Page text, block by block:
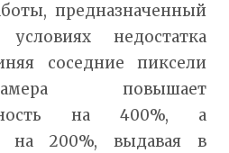
предназначенный
недостатка
соседние пиксели
повышает
на 400%, а
на 200%, выдавая в